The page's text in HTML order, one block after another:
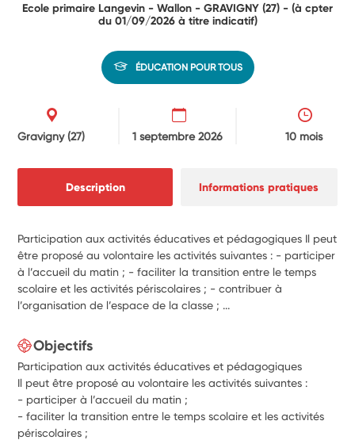
Ecole primaire Langevin - Wallon - GRAVIGNY (27) - (à cpter
du 01/09/2026 à titre indicatif)
ÉDUCATION POUR TOUS
Gravigny(27) 1 septembre 2026 10 mois
Description Informations pratiques
Participation aux activités éducatives et pédagogiques Il peut
être proposé au volontaire les activités suivantes : - participer
à l’accueil du matin ; - faciliter la transition entre le temps
scolaire et les activités périscolaires ; - contribuer à
l’organisation de l’espace de la classe ; ...
Objectifs
Participation aux activités éducatives et pédagogiques
Il peut être proposé au volontaire les activités suivantes :
- participer à l’accueil du matin ;
-faciliter la transition entre le temps scolaire et les activités
périscolaires ;